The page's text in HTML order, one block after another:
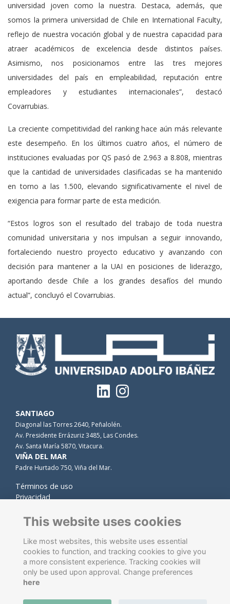
universidad joven como la nuestra. Destaca, además, que
somos la primera universidad de Chile en International Faculty,
reflejo de nuestra vocación global y de nuestra capacidad para
atraer académicos de excelencia desde distintos países.
Asimismo, nos posicionamos entre las tres mejores
universidades del país en empleabilidad, reputación entre
empleadores y estudiantes internacionales”, destacó
Covarrubias.
La creciente competitividad del ranking hace aún más relevante
este desempeño. En los últimos cuatro años, el número de
instituciones evaluadas por QS pasó de 2.963 a 8.808, mientras
que la cantidad de universidades clasificadas se ha mantenido
en torno a las 1.500, elevando significativamente el nivel de
exigencia para formar parte de esta medición.
“Estos logros son el resultado del trabajo de toda nuestra
comunidad universitaria y nos impulsan a seguir innovando,
fortaleciendo nuestro proyecto educativo y avanzando con
decisión para mantener a la UAI en posiciones de liderazgo,
aportando desde Chile a los grandes desafíos del mundo
actual”, concluyó el Covarrubias.
SANTIAGO
Diagonal las Torres 2640, Peñalolén.
Av. Presidente Errázuriz 3485, Las Condes.
Av. Santa María 5870, Vitacura.
VIÑA DEL MAR
Padre Hurtado 750, Viña del Mar.
Términos de uso
Privacidad
Contacto
This website uses cookies
Like most websites, this website uses essential
cookies to function, and tracking cookies to give you
a more consistent experience. Tracking cookies will
only be used upon approval. Change preferences
here